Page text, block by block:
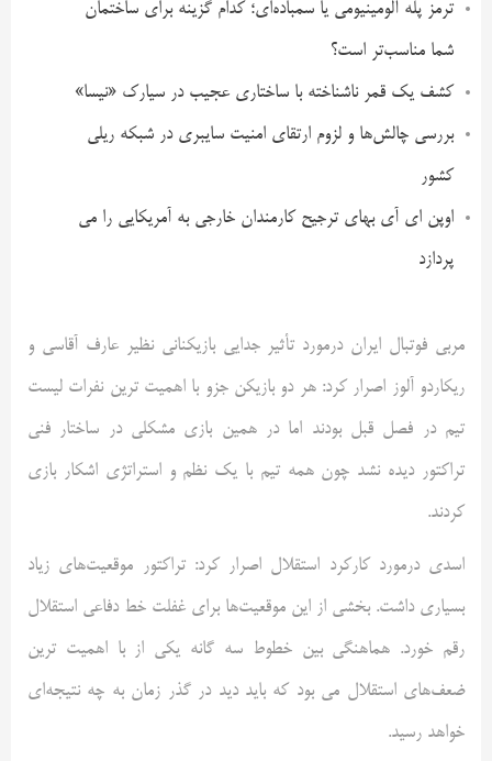
ترمز پله آلومینیومی یا سمباده‌ای؛ کدام گزینه برای ساختمان
شما مناسب‌تر است؟
کشف یک قمر ناشناخته با ساختاری عجیب در سیارک «نیسا»
بررسی چالش‌ها و لزوم ارتقای امنیت سایبری در شبکه ریلی
کشور
اوپن ای آی بهای ترجیح کارمندان خارجی به آمریکایی را می
پردازد
مربی فوتبال ایران درمورد تأثیر جدایی بازیکنانی نظیر عارف آقاسی و
ریکاردو آلوز اصرار کرد: هر دو بازیکن جزو با اهمیت ترین نفرات لیست
تیم در فصل قبل بودند اما در همین بازی مشکلی در ساختار فنی
تراکتور دیده نشد چون همه تیم با یک نظم و استراتژی اشکار بازی
کردند.
اسدی درمورد کارکرد استقلال اصرار کرد: تراکتور موقعیت‌های زیاد
بسیاری داشت. بخشی از این موقعیت‌ها برای غفلت خط دفاعی استقلال
رقم خورد. هماهنگی بین خطوط سه گانه یکی از با اهمیت ترین
ضعف‌های استقلال می بود که باید دید در گذر زمان به چه نتیجه‌ای
خواهد رسید.